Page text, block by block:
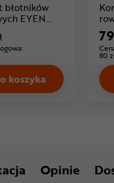
błotników
EYEN
koszyka
Komplet błotników
79
80
Opinie